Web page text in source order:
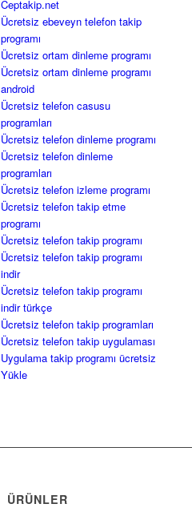
Ceptakip.net
Ücretsiz ebeveyn telefon takip
programı
Ücretsiz ortam dinleme programı
Ücretsiz ortam dinleme programı
android
Ücretsiz telefon casusu
programları
Ücretsiz telefon dinleme programı
Ücretsiz telefon dinleme
programları
Ücretsiz telefon izleme programı
Ücretsiz telefon takip etme
programı
Ücretsiz telefon takip programı
Ücretsiz telefon takip programı
indir
Ücretsiz telefon takip programı
indir türkçe
Ücretsiz telefon takip programları
Ücretsiz telefon takip uygulaması
Uygulama takip programı ücretsiz
Yükle
ÜRÜNLER